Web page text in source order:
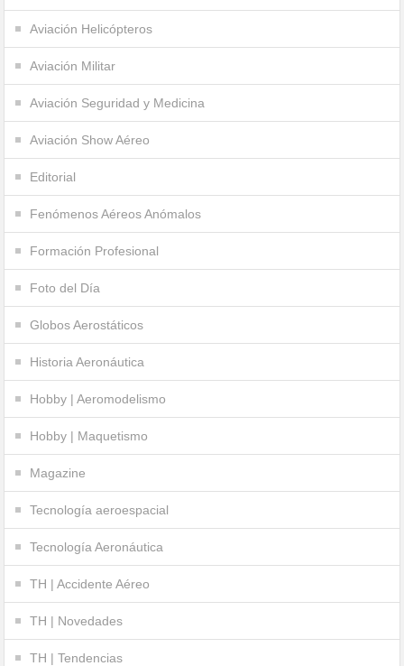
Aviación Helicópteros
Aviación Militar
Aviación Seguridad y Medicina
Aviación Show Aéreo
Editorial
Fenómenos Aéreos Anómalos
Formación Profesional
Foto del Día
Globos Aerostáticos
Historia Aeronáutica
Hobby | Aeromodelismo
Hobby | Maquetismo
Magazine
Tecnología aeroespacial
Tecnología Aeronáutica
TH | Accidente Aéreo
TH | Novedades
TH | Tendencias